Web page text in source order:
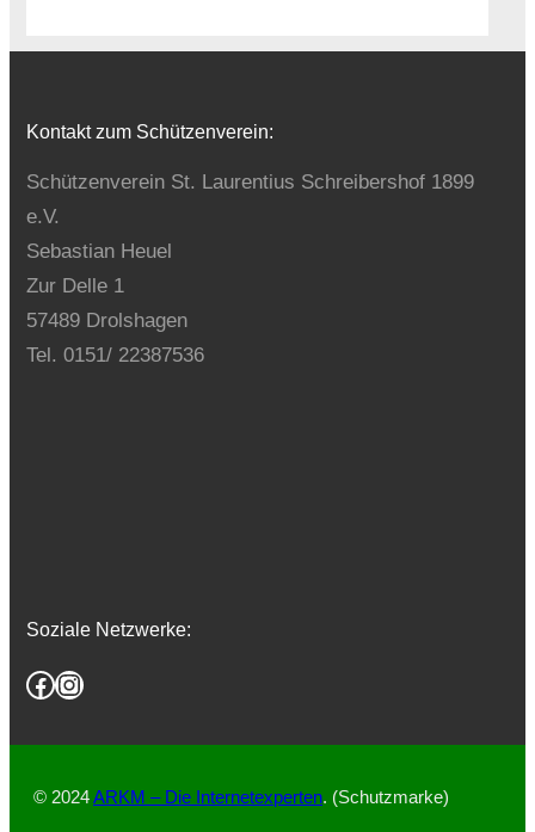
Kontakt zum Schützenverein:
Schützenverein St. Laurentius Schreibershof 1899
e.V.
Sebastian Heuel
Zur Delle 1
57489 Drolshagen
Tel. 0151/ 22387536
Soziale Netzwerke:
Facebook Instagram
© 2024ARKM – Die Internetexperten. (Schutzmarke)